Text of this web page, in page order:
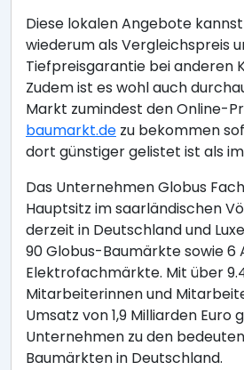
Diese lokalen Angebote
wiederum als Vergleichspreis
Tiefpreisgarantie bei anderen
Zudem ist es wohl auch
Markt zumindest den Online-
baumarkt.de zu bekommen
dort günstiger gelistet ist als
Das Unternehmen Globus
Hauptsitz im saarländischen
derzeit in Deutschland und
90 Globus-Baumärkte sowie 6
Elektrofachmärkte. Mit über
Mitarbeiterinnen und
Umsatz von 1,9 Milliarden Euro
Unternehmen zu den
Baumärkten in Deutschland.